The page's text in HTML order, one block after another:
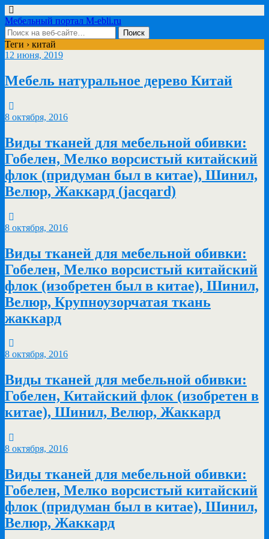
Мебельный портал M-ebli.ru
Теги › китай
12 июня, 2019
Мебель натуральное дерево Китай
8 октября, 2016
Виды тканей для мебельной обивки:
Гобелен, Мелко ворсистый китайский
флок (придуман был в китае), Шинил,
Велюр, Жаккард (jacqard)
8 октября, 2016
Виды тканей для мебельной обивки:
Гобелен, Мелко ворсистый китайский
флок (изобретен был в китае), Шинил,
Велюр, Крупноузорчатая ткань
жаккард
8 октября, 2016
Виды тканей для мебельной обивки:
Гобелен, Китайский флок (изобретен в
китае), Шинил, Велюр, Жаккард
8 октября, 2016
Виды тканей для мебельной обивки:
Гобелен, Мелко ворсистый китайский
флок (придуман был в китае), Шинил,
Велюр, Жаккард